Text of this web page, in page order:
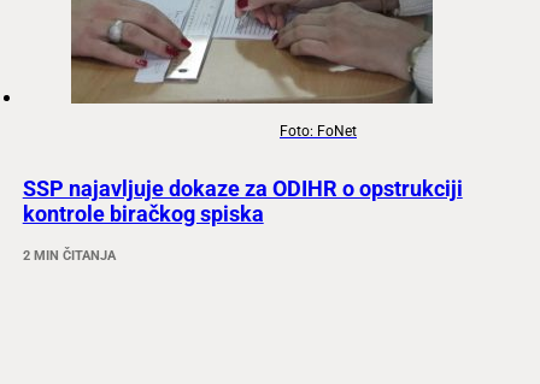
Foto: FoNet
SSP najavljuje dokaze za ODIHR o opstrukciji
kontrole biračkog spiska
2 MIN ČITANJA